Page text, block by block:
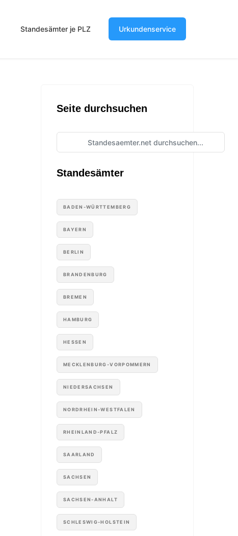
Standesämter je PLZ Urkundenservice
Seite durchsuchen
Standesämter
BADEN-WÜRTTEMBERG
BAYERN
BERLIN
BRANDENBURG
BREMEN
HAMBURG
HESSEN
MECKLENBURG-VORPOMMERN
NIEDERSACHSEN
NORDRHEIN-WESTFALEN
RHEINLAND-PFALZ
SAARLAND
SACHSEN
SACHSEN-ANHALT
SCHLESWIG-HOLSTEIN